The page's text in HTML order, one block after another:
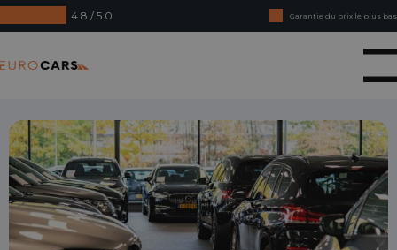
4.8 / 5.0
Garantie du prix le plus bas
Achetez en ligne, garantie de remboursement
Crédit-bail - Acceptation en douceur